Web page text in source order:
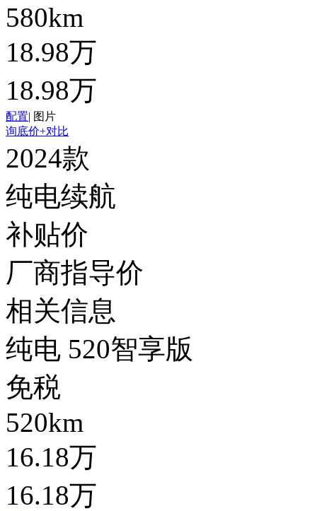
580km
18.98万
18.98万
配置| 图片
询底价+对比
2024款
纯电续航
补贴价
厂商指导价
相关信息
纯电 520智享版
免税
520km
16.18万
16.18万